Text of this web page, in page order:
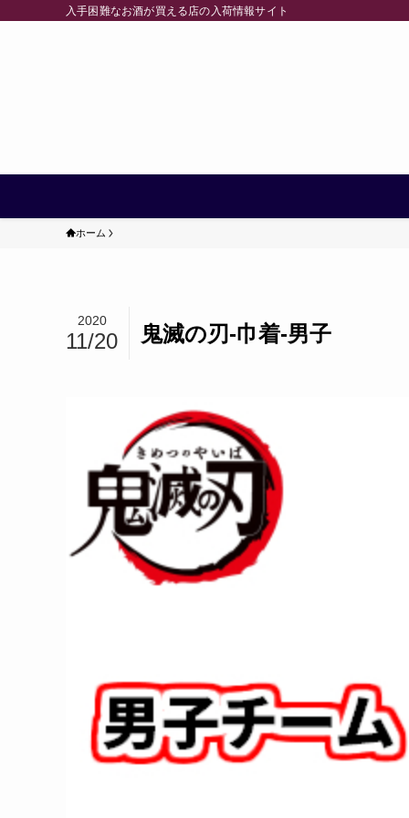
入手困難なお酒が買える店の入荷情報サイト
ホーム
鬼滅の刃-巾着-男子
2020
11/20